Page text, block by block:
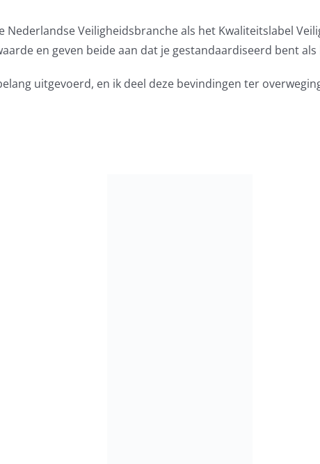
Nederlandse Veiligheidsbranche als het Kwaliteitslabel
en geven beide aan dat je gestandaardiseerd bent
uitgevoerd, en ik deel deze bevindingen ter